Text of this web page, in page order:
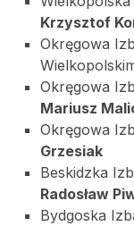
Krzysztof
Okręgowa
Okręgowa
Mariusz
Okręgowa
Grzesiak
Beskidzka
Radosław
Bydgoska